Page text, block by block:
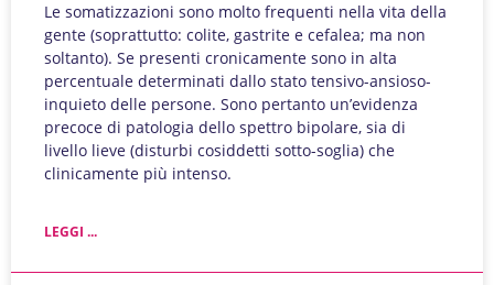
Le somatizzazioni sono molto frequenti nella vita della
gente (soprattutto: colite, gastrite e cefalea; ma non
soltanto). Se presenti cronicamente sono in alta
percentuale determinati dallo stato tensivo-ansioso-
inquieto delle persone. Sono pertanto un’evidenza
precoce di patologia dello spettro bipolare, sia di
livello lieve (disturbi cosiddetti sotto-soglia) che
clinicamente più intenso.
LEGGI ...